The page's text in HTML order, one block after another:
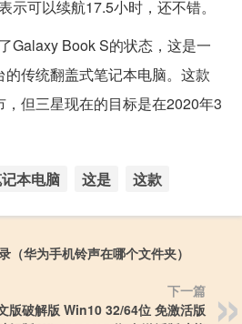
示可以续航17.5小时，还不错。
Galaxy Book S的状态，这是一
传统翻盖式笔记本电脑。这款
但三星现在的目标是在2020年3
本电脑 这是 这款
（华为手机铃声在哪个文件夹）
下一篇
版破解版 Win10 32/64位 免激活版